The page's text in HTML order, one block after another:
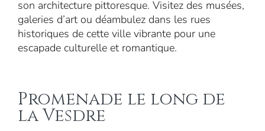
son architecture pittoresque. Visitez des musées,
galeries d’art ou déambulez dans les rues
historiques de cette ville vibrante pour une
escapade culturelle et romantique.
Promenade le long de
la Vesdre